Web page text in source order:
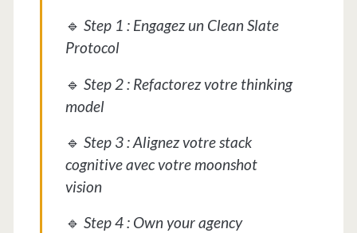
🔹 Step 1 : Engagez un Clean Slate
Protocol
🔹 Step 2 : Refactorez votre thinking
model
🔹 Step 3 : Alignez votre stack
cognitive avec votre moonshot
vision
🔹 Step 4 : Own your agency